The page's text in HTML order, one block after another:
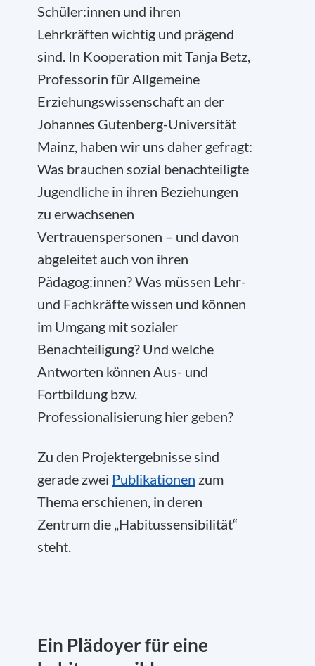
Schüler:innen und ihren
Lehrkräften wichtig und prägend
sind. In Kooperation mit Tanja Betz,
Professorin für Allgemeine
Erziehungswissenschaft an der
Johannes Gutenberg-Universität
Mainz, haben wir uns daher gefragt:
Was brauchen sozial benachteiligte
Jugendliche in ihren Beziehungen
zu erwachsenen
Vertrauenspersonen – und davon
abgeleitet auch von ihren
Pädagog:innen? Was müssen Lehr-
und Fachkräfte wissen und können
im Umgang mit sozialer
Benachteiligung? Und welche
Antworten können Aus- und
Fortbildung bzw.
Professionalisierung hier geben?
Zu den Projektergebnisse sind
gerade zwei Publikationen zum
Thema erschienen, in deren
Zentrum die „Habitussensibilität“
steht.
Ein Plädoyer für eine